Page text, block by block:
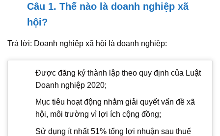
Câu 1. Thế nào là doanh nghiệp xã
hội?
Trả lời: Doanh nghiệp xã hội là doanh nghiệp:
Được đăng ký thành lập theo quy định của Luật
Doanh nghiệp 2020;
Mục tiêu hoạt động nhằm giải quyết vấn đề xã
hội, môi trường vì lợi ích cộng đồng;
Sử dụng ít nhất 51% tổng lợi nhuận sau thuế